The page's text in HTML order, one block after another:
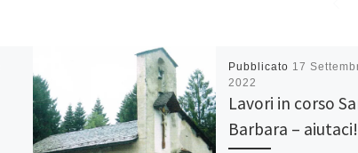
Pubblicato 17
2022
Lavori in corso
Barbara – aiutaci!